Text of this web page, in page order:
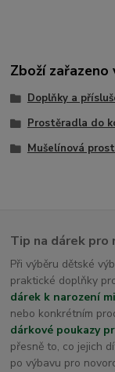
Zboží
Doplňky a
Prostěradla do
Mušelínová
Tip na dárek pro
Při výběru dětské
praktické doplňky
dárek k narození
nebo konkrétním
dárkové poukazy
přesně to, co jejich
po výbavu pro